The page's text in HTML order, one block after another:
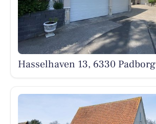
Hasselhaven 13, 6330 Padborg